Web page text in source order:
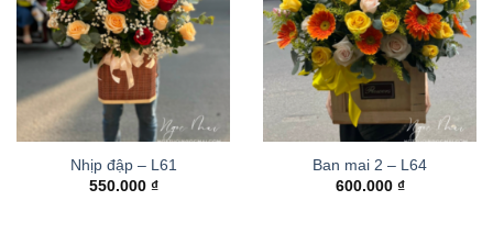
Nhịp đập – L61
550.000 ₫
Ban mai 2 – L64
600.000 ₫